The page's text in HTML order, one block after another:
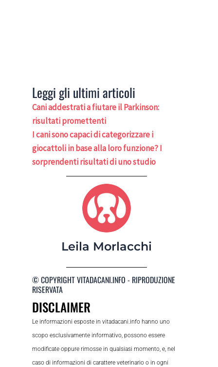
Leggi gli ultimi articoli
Cani addestrati a fiutare il Parkinson:
risultati promettenti
I cani sono capaci di categorizzare i
giocattoli in base alla loro funzione? I
sorprendenti risultati di uno studio
Leila Morlacchi
© COPYRIGHT VITADACANI.INFO - RIPRODUZIONE
RISERVATA
DISCLAIMER
Le informazioni esposte in vitadacani.info hanno uno
scopo esclusivamente informativo, possono essere
modificate oppure rimosse in qualsiasi momento, e, nel
caso di informazioni di carattere veterinario o in ogni